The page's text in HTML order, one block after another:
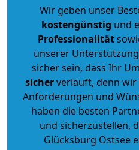
Wir geben unser
kostengünstig und
Professionalität
unserer
sicher sein, dass Ihr
sicherverläuft, denn wir
Anforderungen und
haben die besten
und sicherzustellen,
Glücksburg Ostsee